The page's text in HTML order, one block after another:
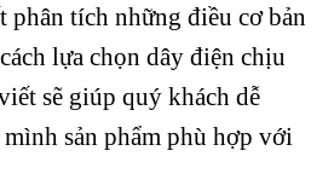
phân tích những điều cơ bản
lựa chọn dây điện chịu
sẽ giúp quý khách dễ
sản phẩm phù hợp với